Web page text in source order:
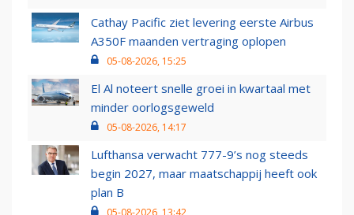
Cathay Pacific ziet levering eerste Airbus
A350F maanden vertraging oplopen
05-08-2026, 15:25
El Al noteert snelle groei in kwartaal met
minder oorlogsgeweld
05-08-2026, 14:17
Lufthansa verwacht 777-9’s nog steeds
begin 2027, maar maatschappij heeft ook
plan B